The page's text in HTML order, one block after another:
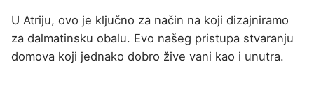
U Atriju, ovo je ključno za način na koji dizajniramo
za dalmatinsku obalu. Evo našeg pristupa stvaranju
domova koji jednako dobro žive vani kao i unutra.